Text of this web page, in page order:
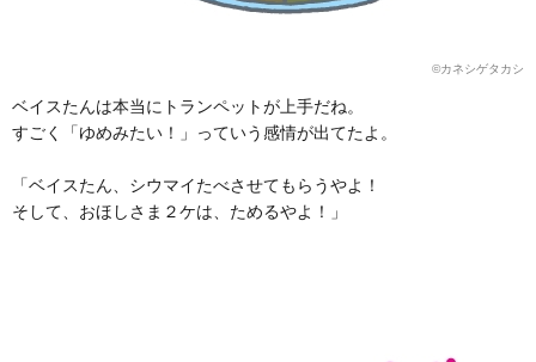
©カネシゲタカシ
ベイスたんは本当にトランペットが上手だね。
すごく「ゆめみたい！」っていう感情が出てたよ。
「ベイスたん、シウマイたべさせてもらうやよ！
そして、おほしさま２ケは、ためるやよ！」